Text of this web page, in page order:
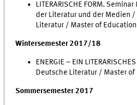
LITERARISCHE FORM.
der Literatur und der Medien /
Literatur / Master of Education
Wintersemester 2017/18
ENERGIE – EIN
Deutsche Literatur / Master of
Sommersemester 2017